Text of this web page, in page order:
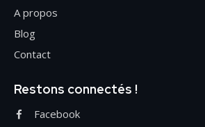
A propos
Blog
Contact
Restons connectés !
Facebook